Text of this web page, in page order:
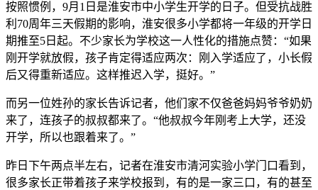
按照惯例，9月1日是淮安市中小学生开学的日子。但受抗战胜
利70周年三天假期的影响，淮安很多小学都将一年级的开学日
期推至5日起。不少家长为学校这一人性化的措施点赞：“如果
刚开学就放假，孩子肯定得适应两次：刚入学适应了，小长假
后又得重新适应。这样推迟入学，挺好。”
而另一位姓孙的家长告诉记者，他们家不仅爸爸妈妈爷爷奶奶
来了，连孩子的叔叔都来了。“他叔叔今年刚考上大学，还没
开学，所以也跟着来了。”
昨日下午两点半左右，记者在淮安市清河实验小学门口看到，
很多家长正带着孩子来学校报到，有的是一家三口，有的甚至